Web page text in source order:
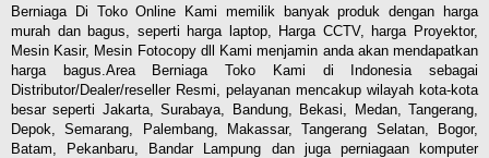
Berniaga Di Toko Online Kami memilik banyak produk dengan harga
murah dan bagus, seperti harga laptop, Harga CCTV, harga Proyektor,
Mesin Kasir, Mesin Fotocopy dll Kami menjamin anda akan mendapatkan
harga bagus.Area Berniaga Toko Kami di Indonesia sebagai
Distributor/Dealer/reseller Resmi, pelayanan mencakup wilayah kota-kota
besar seperti Jakarta, Surabaya, Bandung, Bekasi, Medan, Tangerang,
Depok, Semarang, Palembang, Makassar, Tangerang Selatan, Bogor,
Batam, Pekanbaru, Bandar Lampung dan juga perniagaan komputer